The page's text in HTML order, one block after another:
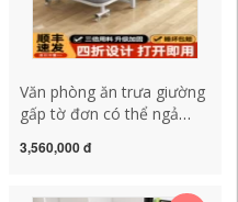
Văn phòng ăn trưa giường
gấp tờ đơn có thể ngả
bệnh viện di động hộ tống
3,560,000 đ